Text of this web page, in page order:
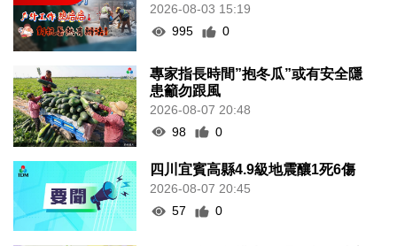
2026-08-03 15:19
995
0
專家指長時間”抱冬瓜”或有安全隱
患籲勿跟風
2026-08-07 20:48
98
0
四川宜賓高縣4.9級地震釀1死6傷
2026-08-07 20:45
57
0